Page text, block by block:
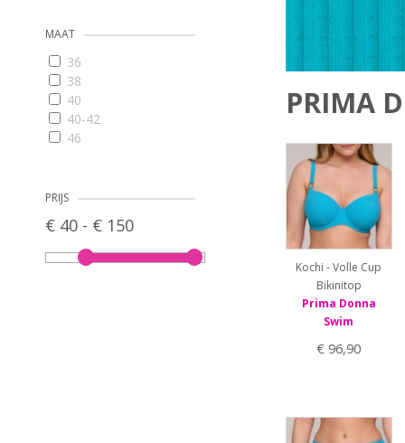
MAAT
36
38
40
40-42
46
70E
70G
75C
75D
PRIJS
€ 40 - € 150
PRIMA
Kochi - Volle Cup
Bikinitop
Prima Donna
Swim
€ 96,90